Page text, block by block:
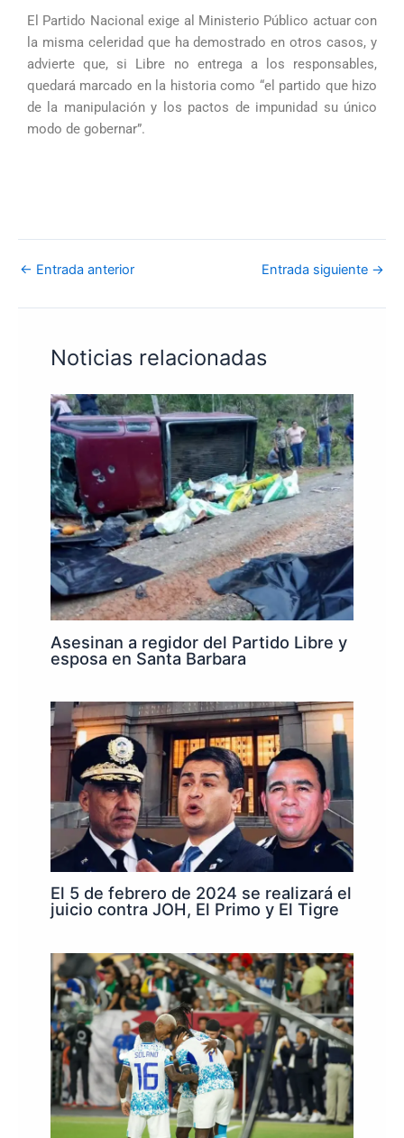
El Partido Nacional exige al Ministerio Público actuar con
la misma celeridad que ha demostrado en otros casos, y
advierte que, si Libre no entrega a los responsables,
quedará marcado en la historia como “el partido que hizo
de la manipulación y los pactos de impunidad su único
modo de gobernar”.
← Entrada anterior Entrada siguiente →
Noticias relacionadas
Asesinan a regidor del Partido Libre y
esposa en Santa Barbara
El 5 de febrero de 2024 se realizará el
juicio contra JOH, El Primo y El Tigre